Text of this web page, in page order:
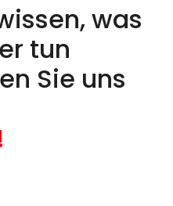
was
tun
Sie uns